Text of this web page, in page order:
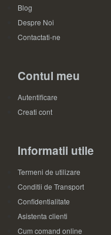
Blog
Despre Noi
Contactati-ne
Contul meu
Autentificare
Creati cont
Informatii utile
Termeni de utilizare
Conditii de Transport
Confidentialitate
Asistenta clienti
Cum comand online